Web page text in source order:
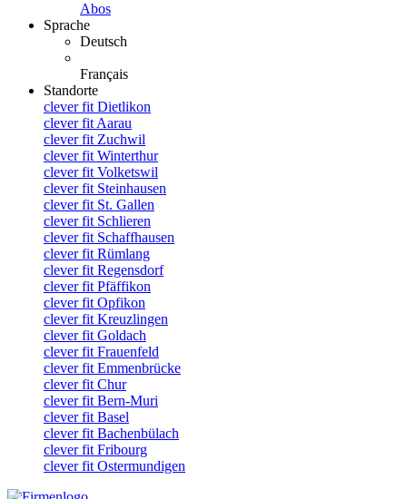
Abos
Sprache
Deutsch
Français
Standorte
clever fit Dietlikon
clever fit Aarau
clever fit Zuchwil
clever fit Winterthur
clever fit Volketswil
clever fit Steinhausen
clever fit St. Gallen
clever fit Schlieren
clever fit Schaffhausen
clever fit Rümlang
clever fit Regensdorf
clever fit Pfäffikon
clever fit Opfikon
clever fit Kreuzlingen
clever fit Goldach
clever fit Frauenfeld
clever fit Emmenbrücke
clever fit Chur
clever fit Bern-Muri
clever fit Basel
clever fit Bachenbülach
clever fit Fribourg
clever fit Ostermundigen